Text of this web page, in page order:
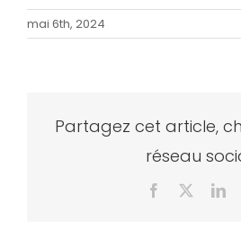
mai 6th, 2024
Partagez cet article,
réseau
Facebook